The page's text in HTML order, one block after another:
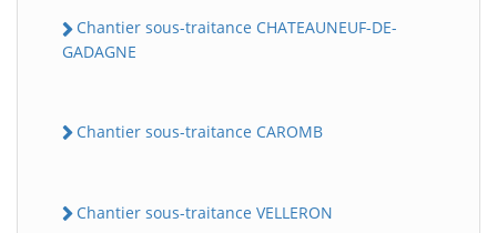
Chantier sous-traitance CHATEAUNEUF-DE-
GADAGNE
Chantier sous-traitance CAROMB
Chantier sous-traitance VELLERON